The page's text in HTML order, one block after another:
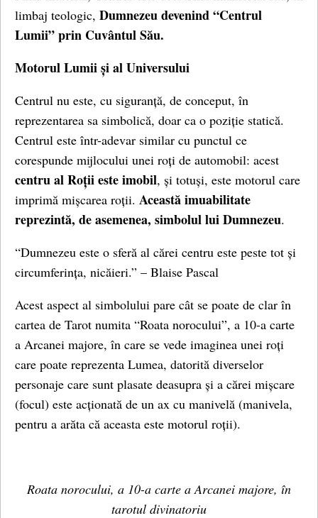
limbaj teologic, Dumnezeu devenind “Centrul
Lumii” prin Cuvântul Său.
Motorul Lumii și al Universului
Centrul nu este, cu siguranță, de conceput, în
reprezentarea sa simbolică, doar ca o poziție statică.
Centrul este într-adevar similar cu punctul ce
corespunde mijlocului unei roți de automobil: acest
centru al Roții este imobil, și totuși, este motorul care
imprimă mișcarea roții. Această imuabilitate
reprezintă, de asemenea, simbolul lui Dumnezeu.
“Dumnezeu este o sferă al cărei centru este peste tot și
circumferința, nicăieri.” – Blaise Pascal
Acest aspect al simbolului pare cât se poate de clar în
cartea de Tarot numita “Roata norocului”, a 10-a carte
a Arcanei majore, în care se vede imaginea unei roți
care poate reprezenta Lumea, datorită diverselor
personaje care sunt plasate deasupra și a cărei mișcare
(focul) este acționată de un ax cu manivelă (manivela,
pentru a arăta că aceasta este motorul roții).
Roata norocului, a 10-a carte a Arcanei majore, în
tarotul divinatoriu